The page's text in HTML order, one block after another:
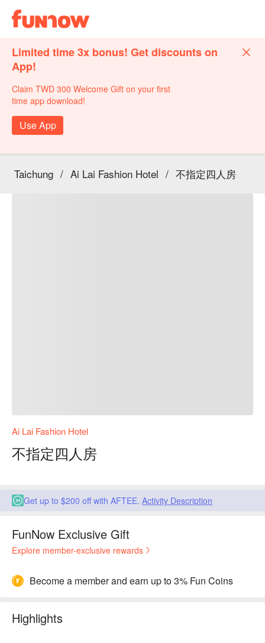
Limited time 3x bonus! Get discounts on
App!
Claim TWD 300 Welcome Gift on your first
time app download!
Use App
Taichung / Ai Lai Fashion Hotel / 不指定四人房
Ai Lai Fashion Hotel
不指定四人房
Get up to $200 off with AFTEE. Activity Description
FunNow Exclusive Gift
Explore member-exclusive rewards
Become a member and earn up to 3% Fun Coins
Highlights